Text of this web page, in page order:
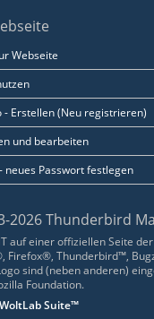
Webseite
- Erstellen (Neu registrieren)
und bearbeiten
neues Passwort festlegen
2026 Thunderbird
auf einer offiziellen Seite
Firefox®, Thunderbird™,
sind (neben anderen)
Foundation.
WoltLab Suite™